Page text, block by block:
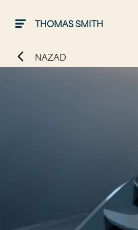
THOMAS SMITH
NAZAD